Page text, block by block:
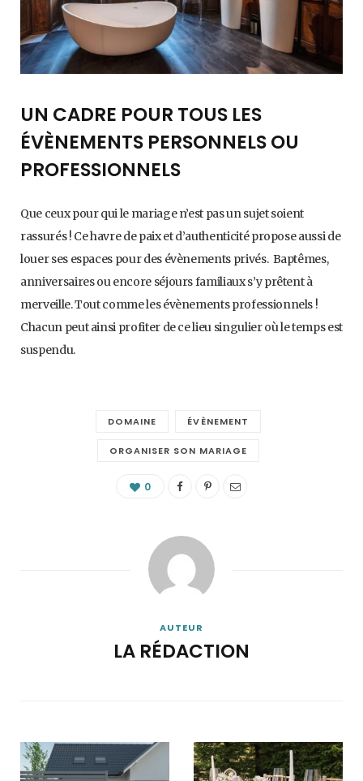
UN CADRE POUR TOUS LES
ÉVÈNEMENTS PERSONNELS OU
PROFESSIONNELS
Que ceux pour qui le mariage n’est pas un sujet soient
rassurés ! Ce havre de paix et d’authenticité propose aussi de
louer ses espaces pour des évènements privés. Baptêmes,
anniversaires ou encore séjours familiaux s’y prêtent à
merveille. Tout comme les évènements professionnels !
Chacun peut ainsi profiter de ce lieu singulier où le temps est
suspendu.
DOMAINE ÉVÈNEMENT
ORGANISER SON MARIAGE
0
AUTEUR
LA RÉDACTION